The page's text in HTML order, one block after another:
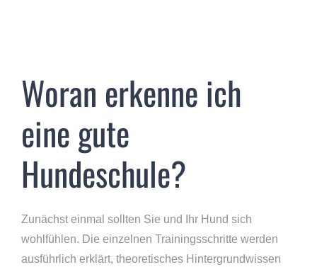
Woran erkenne ich
eine gute
Hundeschule?
Zunächst einmal sollten Sie und Ihr Hund sich
wohlfühlen. Die einzelnen Trainingsschritte werden
ausführlich erklärt, theoretisches Hintergrundwissen